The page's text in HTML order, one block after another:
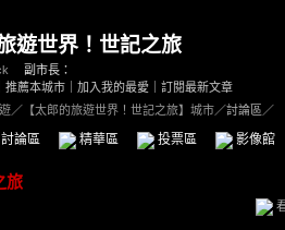
遊世界！世記之旅
副市長：
推薦本城市 加入我的最愛
訂閱最新文章
／ 【太郎的旅遊世界！世記之旅】城市／討論區／
討論區 精華區 投票區 影像館
旅